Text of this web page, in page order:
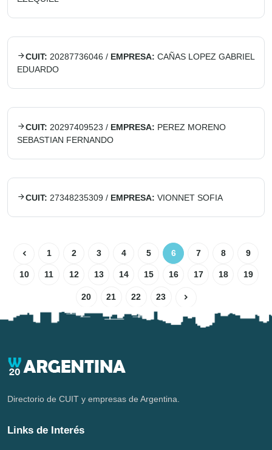
CUIT: 20287736046 / EMPRESA: CAÑAS LOPEZ GABRIEL
EDUARDO
CUIT: 20297409523 / EMPRESA: PEREZ MORENO
SEBASTIAN FERNANDO
CUIT: 27348235309 / EMPRESA: VIONNET SOFIA
1 2 3 4 5 6 7 8 9
10 11 12 13 14 15 16 17 18 19
20 21 22 23
Directorio de CUIT y empresas de Argentina.
Links de Interés